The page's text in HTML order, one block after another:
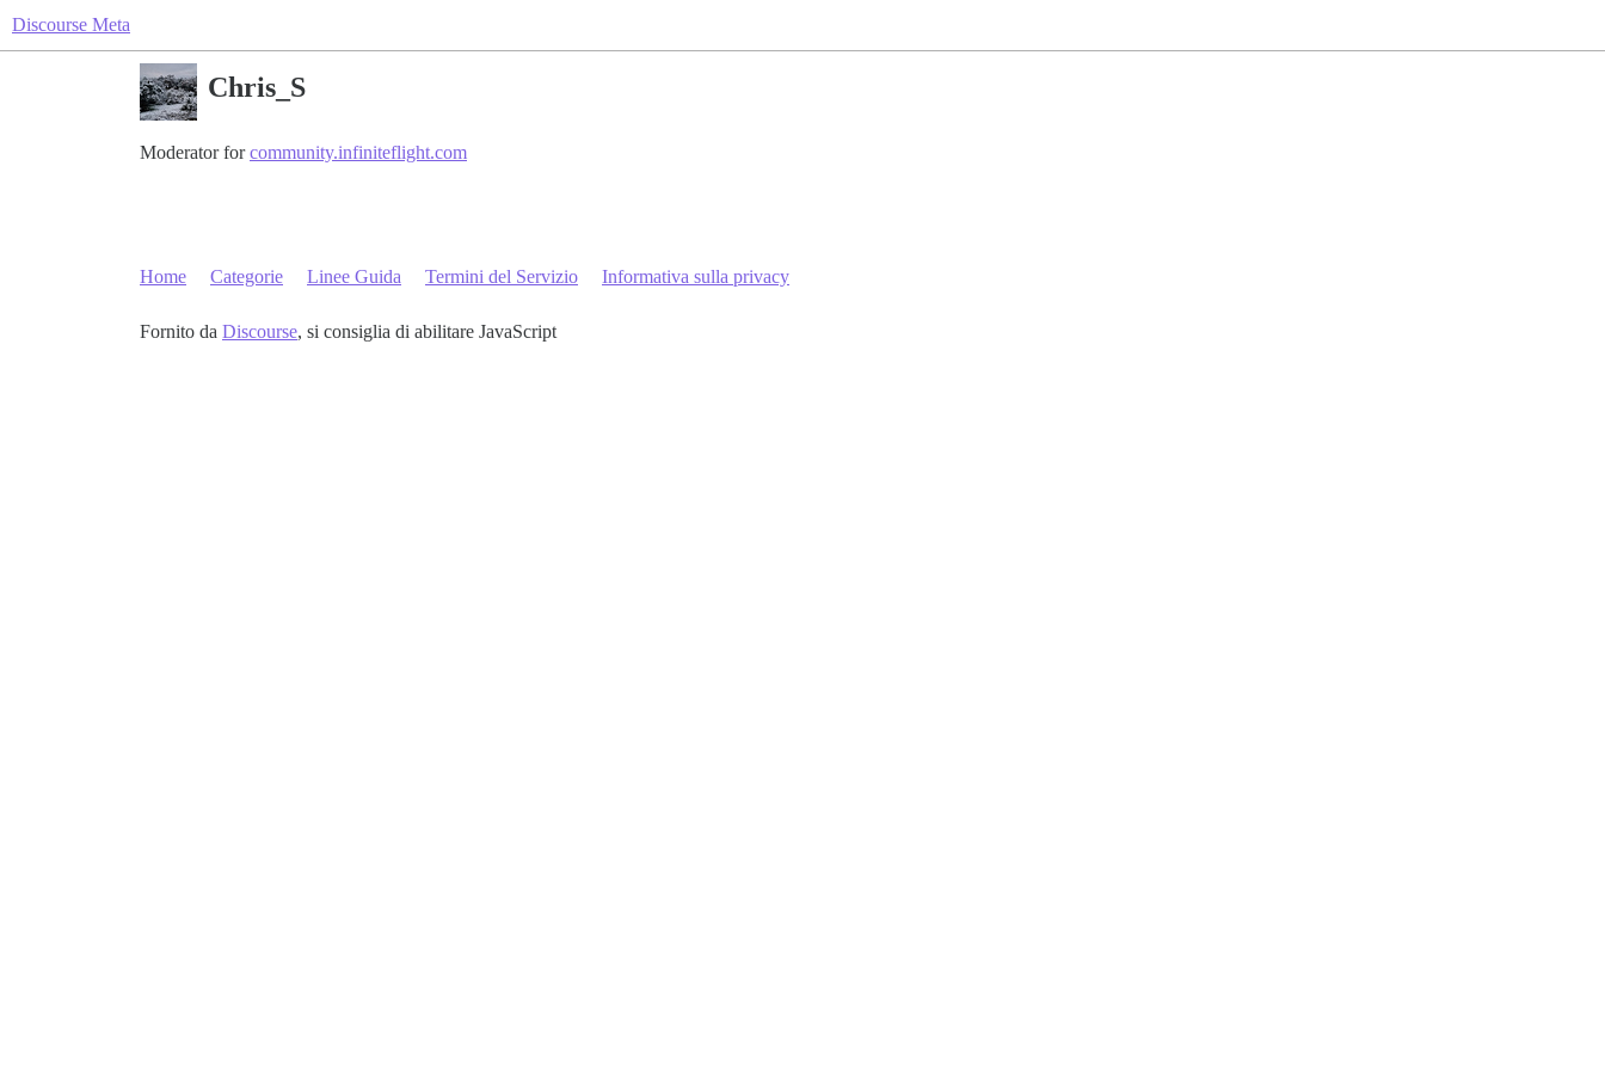
Discourse Meta
Chris_S
Moderator forcommunity.infiniteflight.com
Home Categorie Linee Guida Termini del Servizio Informativa sulla privacy
Fornito da Discourse, si consiglia di abilitare JavaScript